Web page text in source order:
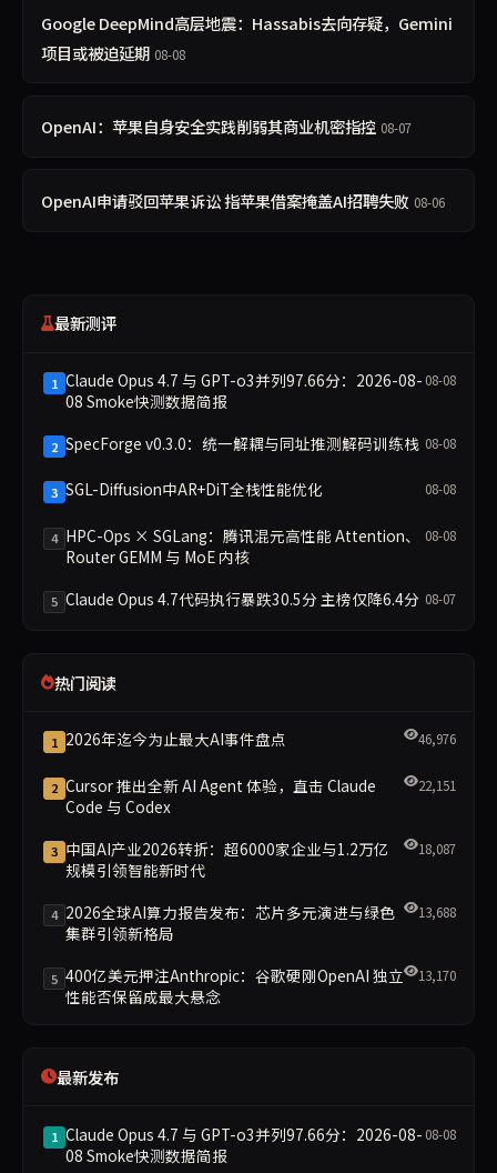
Google DeepMind高层地震：Hassabis去向存疑，Gemini
项目或被迫延期 08-08
OpenAI：苹果自身安全实践削弱其商业机密指控 08-07
OpenAI申请驳回苹果诉讼 指苹果借案掩盖AI招聘失败 08-06
最新测评
1 Claude Opus 4.7 与 GPT-o3并列97.66分：2026-08-
08 Smoke快测数据简报
08-08
2 SpecForge v0.3.0：统一解耦与同址推测解码训练栈 08-08
3 SGL-Diffusion中AR+DiT全栈性能优化 08-08
4 HPC-Ops × SGLang：腾讯混元高性能 Attention、
Router GEMM 与 MoE 内核
08-08
5 Claude Opus 4.7代码执行暴跌30.5分 主榜仅降6.4分 08-07
热门阅读
1 2026年迄今为止最大AI事件盘点 46,976
2 Cursor 推出全新 AI Agent 体验，直击 Claude
Code 与 Codex
22,151
3 中国AI产业2026转折：超6000家企业与1.2万亿
规模引领智能新时代
18,087
4 2026全球AI算力报告发布：芯片多元演进与绿色
集群引领新格局
13,688
5 400亿美元押注Anthropic：谷歌硬刚OpenAI 独立
性能否保留成最大悬念
13,170
最新发布
1 Claude Opus 4.7 与 GPT-o3并列97.66分：2026-08-
08 Smoke快测数据简报
08-08